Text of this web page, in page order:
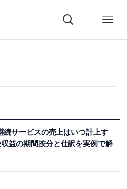
続サービスの売上はいつ計上す
益の期間按分と仕訳を実例で解